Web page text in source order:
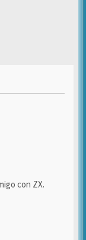
con ZX.